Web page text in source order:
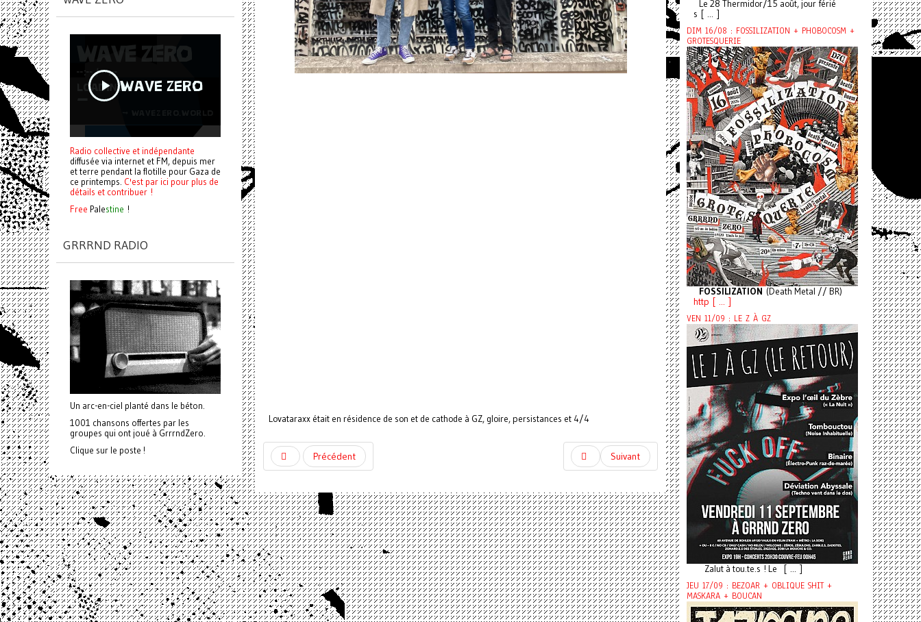
Lovataraxx était en résidence de son et de cathode à GZ, gloire, persistances et 4/4
Précédent Suivant
Radio collective et indépendante
diffusée via internet et FM, depuis mer
et terre pendant la flotille pour Gaza de
ce printemps. C'est par ici pour plus de
détails et contribuer !
Free Palestine !
GRRRND RADIO
Un arc-en-ciel planté dans le béton.
1001 chansons offertes par les
groupes qui ont joué à GrrrndZero.
Clique sur le poste !
Le 28 Thermidor/15 août, jour férié
s [ ... ]
DIM 16/08 : FOSSILIZATION + PHOBOCOSM +
GROTESQUERIE
FOSSILIZATION (Death Metal // BR)
http [ ... ]
VEN 11/09 : LE Z À GZ
Zalut à tou.te.s ! Le [ ... ]
JEU 17/09 : BEZOAR + OBLIQUE SHIT +
MASKARA + BOUCAN